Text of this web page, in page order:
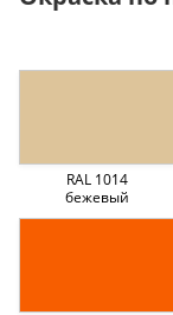
RAL 1014
бежевый